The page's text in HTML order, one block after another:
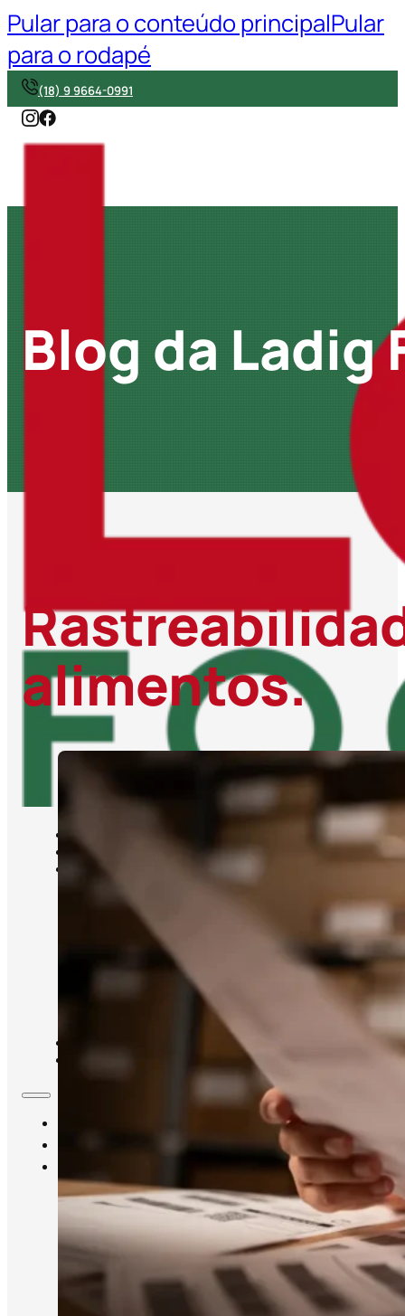
Pular para o conteúdo principalPular
para o rodapé
(18) 9 9664-0991
INICIO
SOBRE NÓS
SERVIÇOS
LICENÇAS E ALVARÁS SANITÁRIOS
CONSULTORIA HIGIÊNICO SANITÁRIA
ADEQUAÇÃO PARA SELOS DE INSPEÇÃO
MANUAIS DE BOAS PRÁTICAS E POPS
ROTULAGEM E TABELA NUTRICIONAL
TREINAMENTO DE EQUIPE
RESPONSABILIDADE TÉCNICA E
DETERMINAÇÃO DE SHELFLIFE (VALIDADE)
Blog da Ladig
alimentos.